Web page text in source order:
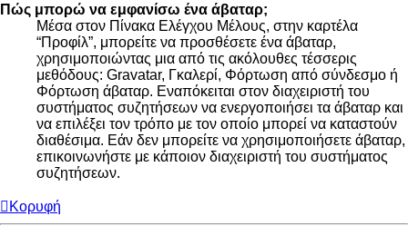
Πώς μπορώ να εμφανίσω ένα άβαταρ;
Μέσα στον Πίνακα Ελέγχου Μέλους, στην καρτέλα
“Προφίλ”, μπορείτε να προσθέσετε ένα άβαταρ,
χρησιμοποιώντας μια από τις ακόλουθες τέσσερις
μεθόδους: Gravatar, Γκαλερί, Φόρτωση από σύνδεσμο ή
Φόρτωση άβαταρ. Εναπόκειται στον διαχειριστή του
συστήματος συζητήσεων να ενεργοποιήσει τα άβαταρ και
να επιλέξει τον τρόπο με τον οποίο μπορεί να καταστούν
διαθέσιμα. Εάν δεν μπορείτε να χρησιμοποιήσετε άβαταρ,
επικοινωνήστε με κάποιον διαχειριστή του συστήματος
συζητήσεων.
Κορυφή